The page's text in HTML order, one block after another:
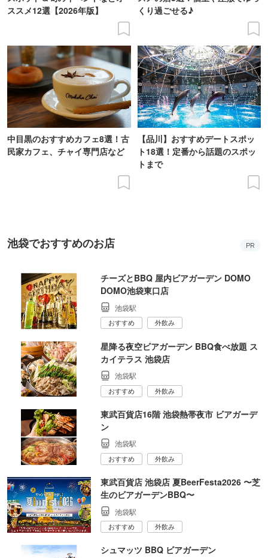
ススメ12選【2026年版】
くり過ごせる♪
中目黒のおすすめカフェ8選！古
民家カフェ、チャイ専門店など
【品川】おすすめデートスポッ
ト18選！定番から話題のスポッ
トまで
池袋でおすすめのお店 PR
チーズとBBQ 屋内ビアガーデン DOMO
DOMO池袋東口店
池袋駅
おすすめ 外飲み
星降る夜空ビアガーデン BBQ食べ放題 ス
カイテラス 池袋店
池袋駅
おすすめ 外飲み
東武百貨店16階 池袋熱帯夜市 ビアガーデ
ン
池袋駅
おすすめ 外飲み
東武百貨店 池袋店 夏BeerFesta2026 〜芝
生のビアガーデンBBQ〜
池袋駅
おすすめ 外飲み
シュマッツ BBQ ビアガーデン